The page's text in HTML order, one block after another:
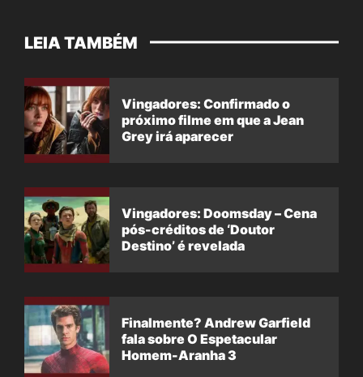
LEIA TAMBÉM
Vingadores: Confirmado o
próximo filme em que a Jean
Grey irá aparecer
Vingadores: Doomsday – Cena
pós-créditos de ‘Doutor
Destino’ é revelada
Finalmente? Andrew Garfield
fala sobre O Espetacular
Homem-Aranha 3